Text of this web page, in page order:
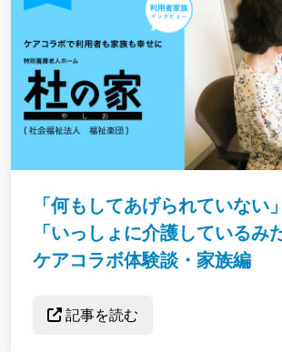
「何もしてあげられていない
「いっしょに介護しているみ
ケアコラボ体験談・家族編
記事を読む